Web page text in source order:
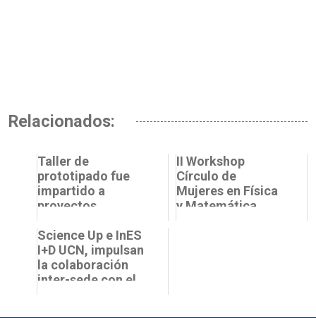
Relacionados:
Taller de
prototipado fue
impartido a
proyectos
Programa
“Growing Up:
Ejecuta tu id...
II Workshop
Círculo de
Mujeres en Física
y Matemática
Science Up e InES
I+D UCN, impulsan
la colaboración
inter-sede con el